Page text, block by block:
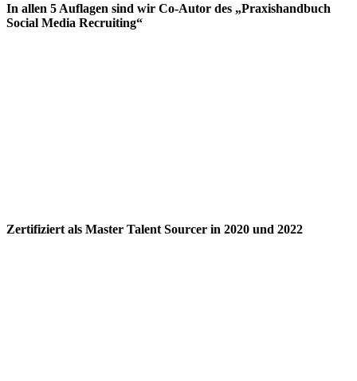
In allen 5 Auflagen sind wir Co-Autor des „Praxishandbuch
Social Media Recruiting“
Zertifiziert als Master Talent Sourcer in 2020 und 2022